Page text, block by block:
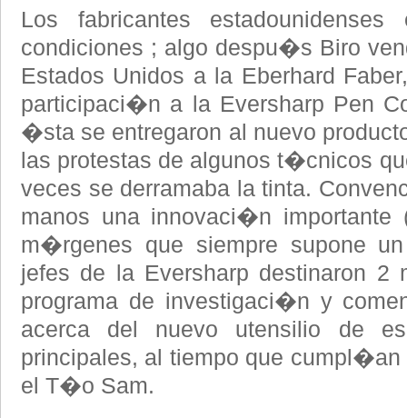
Los fabricantes
condiciones ; algo despu�s Biro
Estados Unidos a la Eberhard
participaci�n a la Eversharp Pen
�sta se entregaron al nuevo
las protestas de algunos t�cnicos
veces se derramaba la tinta.
manos una innovaci�n importante
m�rgenes que siempre supone
jefes de la Eversharp destinaron
programa de investigaci�n y
acerca del nuevo utensilio de
principales, al tiempo que
el T�o Sam.